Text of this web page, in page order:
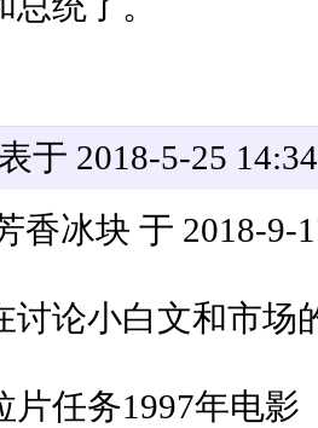
于 2018-5-25 14:34
香冰块 于 2018-9-
讨论小白文和市场
片任务1997年电影